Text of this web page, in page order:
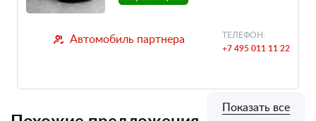
Автомобиль партнера ТЕЛЕФОН:
+7 495 011 11 22
Показать все